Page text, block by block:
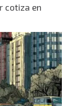
cotiza en